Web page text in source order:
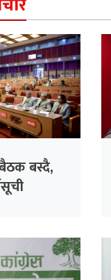
बैठक बस्दै,